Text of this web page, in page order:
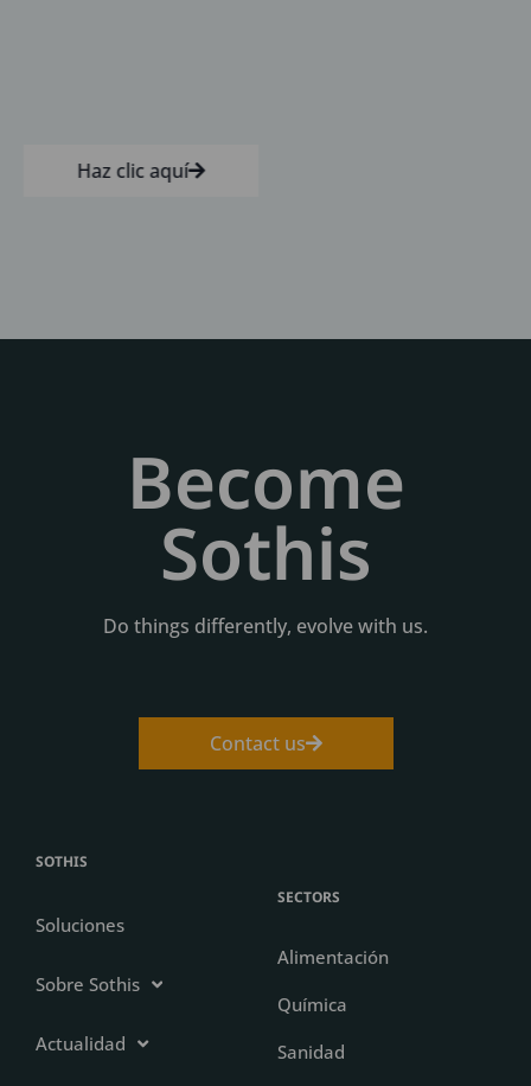
Haz clic aquí
Become
Sothis
Do things differently, evolve with us.
Contact us
SOTHIS
Soluciones
Sobre Sothis
Actualidad
SECTORS
Alimentación
Química
Sanidad